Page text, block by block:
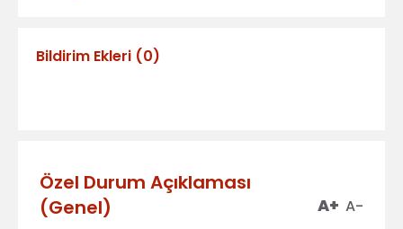
Bildirim Ekleri (0)
Özel Durum Açıklaması
(Genel)
A+ A-